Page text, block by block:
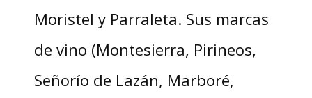
Moristel y Parraleta. Sus marcas
de vino (Montesierra, Pirineos,
Señorío de Lazán, Marboré,